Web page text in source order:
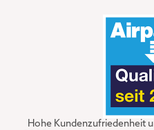
Hohe Kundenzufriedenheit